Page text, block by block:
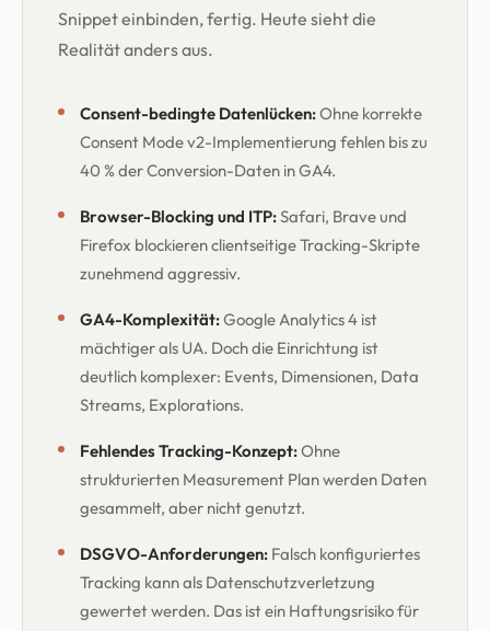
Snippet einbinden, fertig. Heute sieht die
Realität anders aus.
Consent-bedingte Datenlücken:Ohne korrekte
Consent Mode v2-Implementierung fehlen bis zu
40 % der Conversion-Daten in GA4.
Browser-Blocking und ITP:Safari, Brave und
Firefox blockieren clientseitige Tracking-Skripte
zunehmend aggressiv.
GA4-Komplexität:Google Analytics 4 ist
mächtiger als UA. Doch die Einrichtung ist
deutlich komplexer: Events, Dimensionen, Data
Streams, Explorations.
Fehlendes Tracking-Konzept:Ohne
strukturierten Measurement Plan werden Daten
gesammelt, aber nicht genutzt.
DSGVO-Anforderungen: Falsch konfiguriertes
Tracking kann als Datenschutzverletzung
gewertet werden. Das ist ein Haftungsrisiko für